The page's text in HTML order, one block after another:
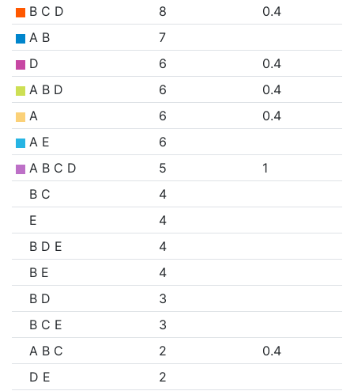
B C D
8
0.4
A B
7
D
6
0.4
A B D
6
0.4
A
6
0.4
A E
6
A B C D
5
1
B C
4
E
4
B D E
4
B E
4
B D
3
B C E
3
A B C
2
0.4
D E
2